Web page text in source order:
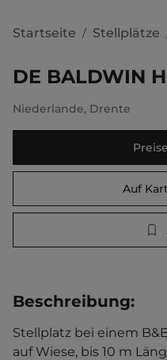
Startseite / Stellplätze
DE BALDWIN
Niederlande, Drente
Auf
Beschreibung:
Stellplatz bei einem
auf Wiese, bis 10 m